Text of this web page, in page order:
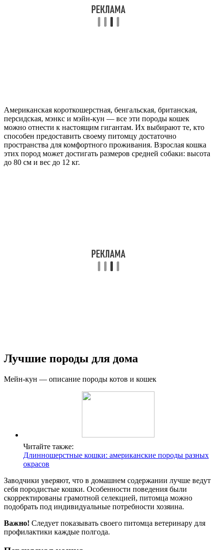
Американская короткошерстная, бенгальская, британская,
персидская, мэнкс и мэйн-кун — все эти породы кошек
можно отнести к настоящим гигантам. Их выбирают те, кто
способен предоставить своему питомцу достаточно
пространства для комфортного проживания. Взрослая кошка
этих пород может достигать размеров средней собаки: высота
до 80 см и вес до 12 кг.
Лучшие породы для дома
Мейн-кун — описание породы котов и кошек
Читайте также:
Длинношерстные кошки: американские породы разных
окрасов
Заводчики уверяют, что в домашнем содержании лучше ведут
себя породистые кошки. Особенности поведения были
скорректированы грамотной селекцией, питомца можно
подобрать под индивидуальные потребности хозяина.
Важно! Следует показывать своего питомца ветеринару для
профилактики каждые полгода.